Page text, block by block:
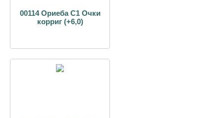
00114 Ориеба С1 Очки
корриг (+6,0)